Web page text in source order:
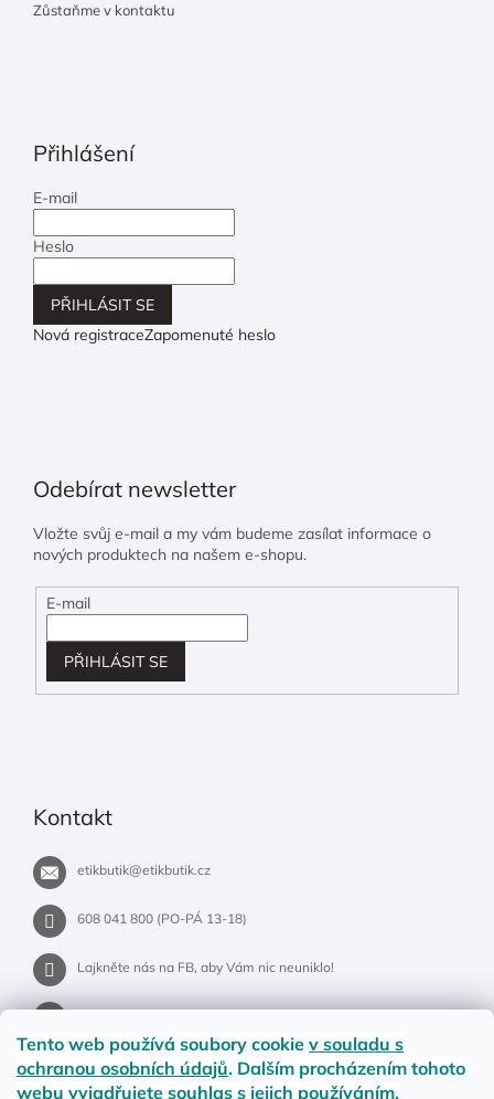
Tento web používá soubory cookie v souladu s
ochranou osobních údajů. Dalším procházením tohoto
webu vyjadřujete souhlas s jejich používáním.
Zůstaňme v kontaktu
Přihlášení
E-mail
Heslo
PŘIHLÁSIT SE
Nová registraceZapomenuté heslo
Odebírat newsletter
Vložte svůj e-mail a my vám budeme zasílat informace o
nových produktech na našem e-shopu.
E-mail
PŘIHLÁSIT SE
Kontakt
etikbutik@etikbutik.cz
608 041 800 (PO-PÁ 13-18)
Lajkněte nás na FB, aby Vám nic neuniklo!
etikbutik.cz